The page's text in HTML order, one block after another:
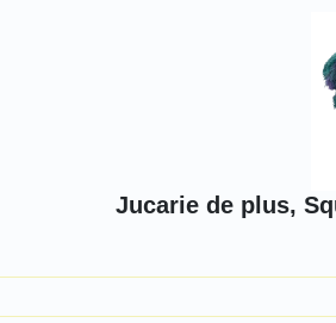
Jucarie de plus,